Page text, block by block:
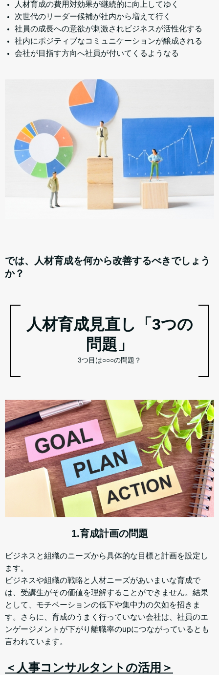
人材育成の費用対効果が継続的に向上してゆく
次世代のリーダー候補が社内から増えて行く
社員の成長への意欲が刺激されビジネスが活性化する
社内にポジティブなコミュニケーションが醸成される
会社が目指す方向へ社員が付いてくるようなる
では、人材育成を何から改善するべきでしょう
か？
人材育成見直し「3つの
問題」
3つ目は○○○の問題？
1.育成計画の問題
ビジネスと組織のニーズから具体的な目標と計画を設定し
ます。
ビジネスや組織の戦略と人材ニーズがあいまいな育成で
は、受講生がその価値を理解することができません。結果
として、モチベーションの低下や集中力の欠如を招きま
す。さらに
、育成のうまく行っていない会社は、社員のエ
ンゲージメントが下がり離職率のupにつながっているとも
言われています。
＜人事コンサルタントの活用＞